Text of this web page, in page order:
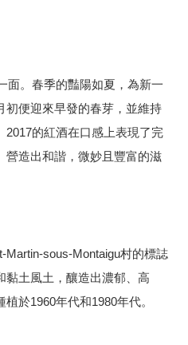
面。春季的豔陽如夏，為新一
初便迎來早發的春芽，並維持
2017的紅酒在口感上表現了完
營造出和諧，微妙且豐富的滋
Martin-sous-Montaigu村的標誌
黏土風土，釀造出濃郁、高
於1960年代和1980年代。